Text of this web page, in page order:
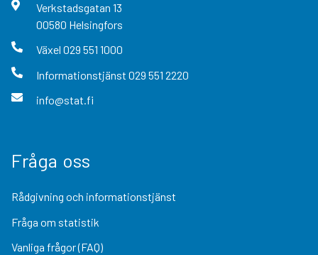
Verkstadsgatan 13
00580 Helsingfors
Växel 029 551 1000
Informationstjänst 029 551 2220
info@stat.fi
Fråga oss
Rådgivning och informationstjänst
Fråga om statistik
Vanliga frågor (FAQ)